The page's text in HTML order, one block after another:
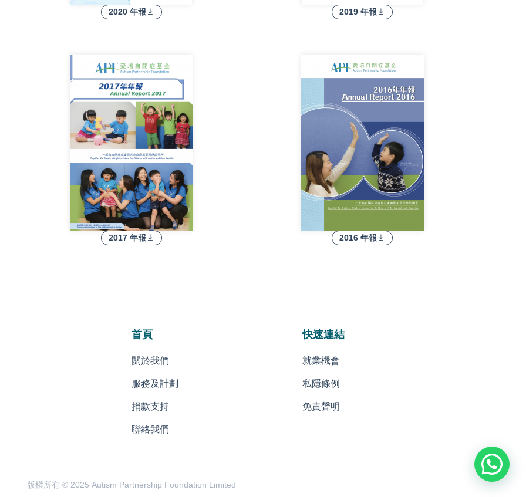
2020 年報 2019 年報
2017 年報 2016 年報
首頁
關於我們
服務及計劃
捐款支持
聯絡我們
快速連結
就業機會
私隱條例
免責聲明
版權所有 © 2025 Autism Partnership Foundation Limited